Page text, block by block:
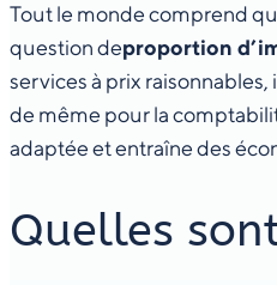
Tout le monde comprend
question deproportion
services à prix raisonnables,
de même pour la
adaptée et entraîne des
Quelles